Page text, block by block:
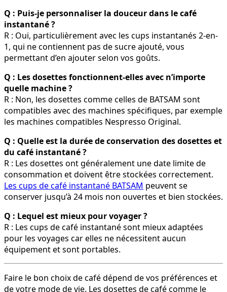
Q : Puis-je personnaliser la douceur dans le café
instantané ?
R : Oui, particulièrement avec les cups instantanés 2-en-
1, qui ne contiennent pas de sucre ajouté, vous
permettant d’en ajouter selon vos goûts.
Q : Les dosettes fonctionnent-elles avec n’importe
quelle machine ?
R : Non, les dosettes comme celles de BATSAM sont
compatibles avec des machines spécifiques, par exemple
les machines compatibles Nespresso Original.
Q : Quelle est la durée de conservation des dosettes et
du café instantané ?
R : Les dosettes ont généralement une date limite de
consommation et doivent être stockées correctement.
Les cups de café instantané BATSAM peuvent se
conserver jusqu’à 24 mois non ouvertes et bien stockées.
Q : Lequel est mieux pour voyager ?
R : Les cups de café instantané sont mieux adaptées
pour les voyages car elles ne nécessitent aucun
équipement et sont portables.
Faire le bon choix de café dépend de vos préférences et
de votre mode de vie. Les dosettes de café comme le